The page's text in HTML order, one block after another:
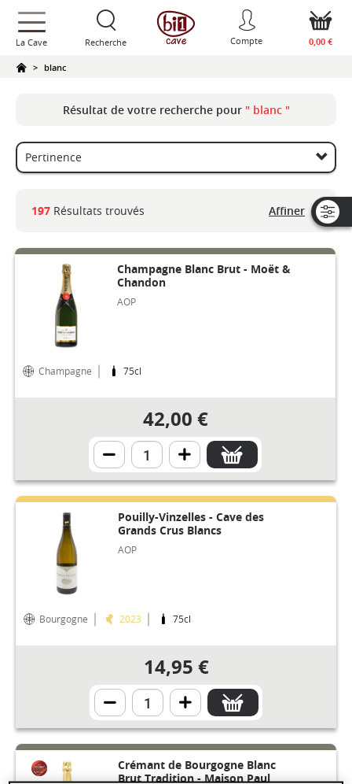
text.skipToContent
text.skipToNavigation
La Cave Recherche Compte 0,00 €
blanc
Résultat de votre recherche pour " blanc "
197 Résultats trouvés Affiner
Champagne Blanc Brut - Moët &
Chandon
AOP
Champagne 75cl
42,00 €
Pouilly-Vinzelles - Cave des
Grands Crus Blancs
AOP
Bourgogne 2023 75cl
14,95 €
Crémant de Bourgogne Blanc
Brut Tradition - Maison Paul